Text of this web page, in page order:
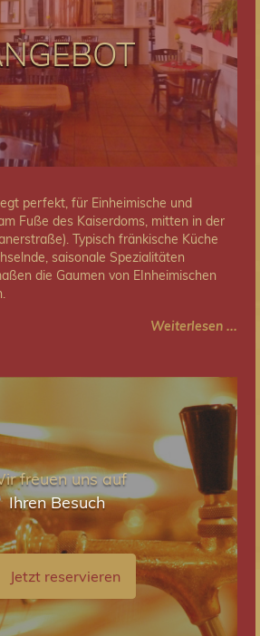
perfekt, für Einheimische und
Fuße des Kaiserdoms, mitten in der
Typisch fränkische Küche
saisonale Spezialitäten
die Gaumen von EInheimischen
Weiterlesen ...
freuen uns auf
Ihren Besuch
Jetzt reservieren